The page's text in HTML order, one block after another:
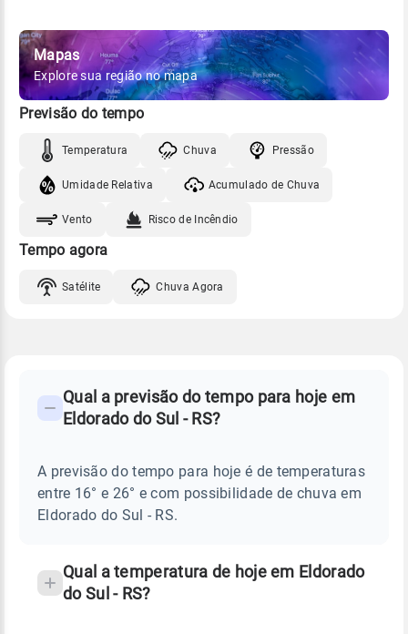
Mapas
Explore sua região no mapa
Previsão do tempo
Temperatura Chuva Pressão
Umidade Relativa Acumulado de Chuva
Vento Risco de Incêndio
Tempo agora
Satélite Chuva Agora
PREVISÃO
TEMPO
ELDORADO
Perguntas
sobre
chuva
Qual a previsão do tempo para hoje em
Eldorado do Sul - RS?
A previsão do tempo para hoje é de temperaturas
entre 16° e 26° e com possibilidade de chuva em
Eldorado do Sul - RS.
Qual a temperatura de hoje em Eldorado
do Sul - RS?